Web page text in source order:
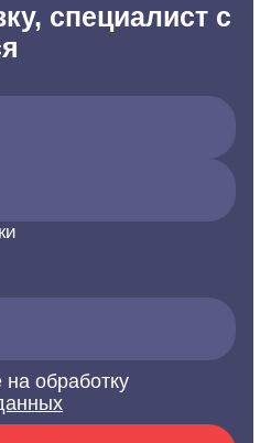
специалист с
обработку